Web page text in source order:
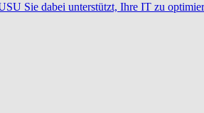
Sie dabei unterstützt, Ihre IT zu